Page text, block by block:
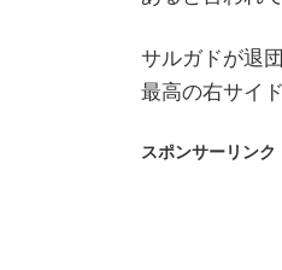
サルガドが退
最高の右サイ
スポンサーリンク